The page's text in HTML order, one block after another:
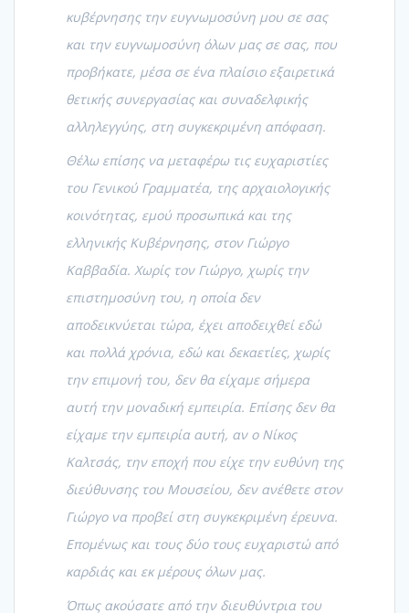
κυβέρνησης την ευγνωμοσύνη μου σε σας
και την ευγνωμοσύνη όλων μας σε σας, που
προβήκατε, μέσα σε ένα πλαίσιο εξαιρετικά
θετικής συνεργασίας και συναδελφικής
αλληλεγγύης, στη συγκεκριμένη απόφαση.
Θέλω επίσης να μεταφέρω τις ευχαριστίες
του Γενικού Γραμματέα, της αρχαιολογικής
κοινότητας, εμού προσωπικά και της
ελληνικής Κυβέρνησης, στον Γιώργο
Καββαδία. Χωρίς τον Γιώργο, χωρίς την
επιστημοσύνη του, η οποία δεν
αποδεικνύεται τώρα, έχει αποδειχθεί εδώ
και πολλά χρόνια, εδώ και δεκαετίες, χωρίς
την επιμονή του, δεν θα είχαμε σήμερα
αυτή την μοναδική εμπειρία. Επίσης δεν θα
είχαμε την εμπειρία αυτή, αν ο Νίκος
Καλτσάς, την εποχή που είχε την ευθύνη της
διεύθυνσης του Μουσείου, δεν ανέθετε στον
Γιώργο να προβεί στη συγκεκριμένη έρευνα.
Επομένως και τους δύο τους ευχαριστώ από
καρδιάς και εκ μέρους όλων μας.
Όπως ακούσατε από την διευθύντρια του